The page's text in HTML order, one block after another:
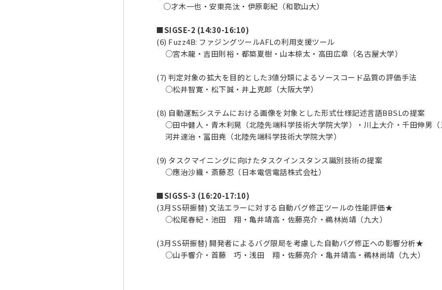
○才木一也・安東亮汰・伊原彰紀（和歌山大）
■SIGSE-2 (14:30-16:10)
(6) Fuzz4B: ファジングツールAFLの利用支援ツール
○宮木龍・吉田則裕・都築夏樹・山本椋太・高田広章（名古屋大学）
(7) 判定対象の拡大を目的とした3値分類によるソースコード品質の評価手法
○松井智寛・松下誠・井上克郎（大阪大学）
(8) 自動運転システムにおける画像を対象とした形式仕様記述言語BBSLの提案
○田中健人・青木利晃（北陸先端科学技術大学院大学）・川上大介・千田伸男（
河井達治・冨田尭（北陸先端科学技術大学院大学）
(9) タスクマイニングに向けたタスクインスタンス識別技術の提案
○應治沙織・斎藤忍（日本電信電話株式会社）
■SIGSS-3 (16:20-17:10)
(3月SS研振替) 文法エラーに対する自動バグ修正ツールの性能評価★
○松尾春紀・池田 翔・亀井靖高・佐藤亮介・鵜林尚靖（九大）
(3月SS研振替) 開発者によるバグ限局を考慮した自動バグ修正への影響分析★
○山手響介・首藤 巧・浅田 翔・佐藤亮介・亀井靖高・鵜林尚靖（九大）